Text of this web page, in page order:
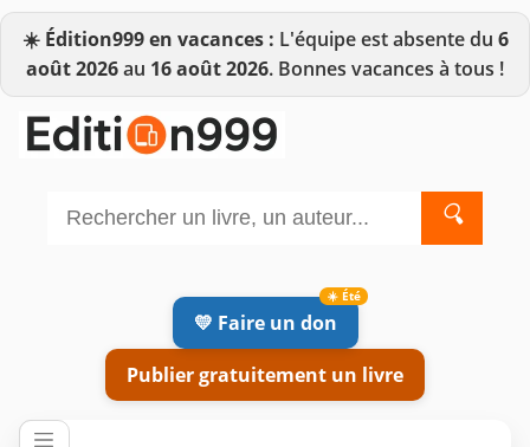
☀️ Édition999 en vacances : L'équipe est absente du 6
août 2026au 16 août 2026. Bonnes vacances à tous !
🔍
💛 Faire un don
Publier gratuitement un livre